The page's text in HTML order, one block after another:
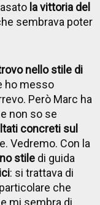
la vittoria del
sembrava poter
nello stile di
ho messo
Però Marc ha
non so se
concreti sul
Vedremo. Con la
stile di guida
: si trattava di
che